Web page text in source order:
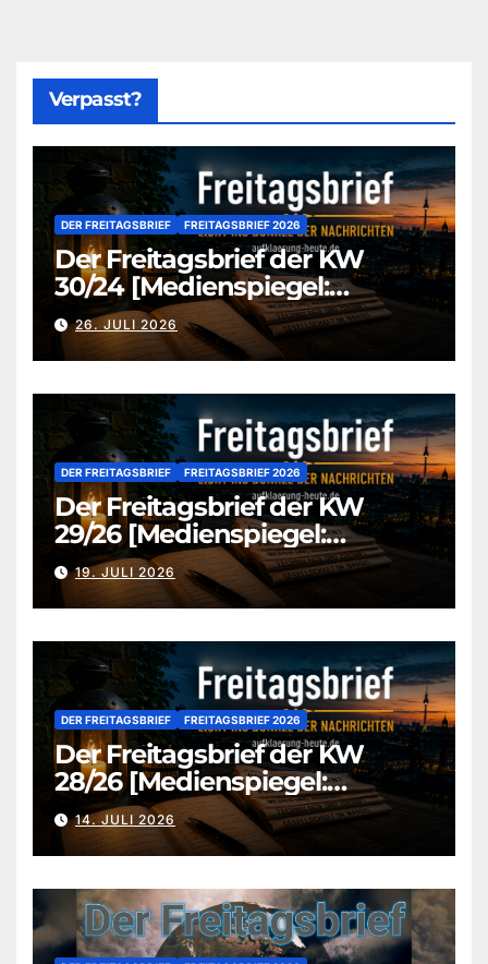
Verpasst?
DER FREITAGSBRIEF FREITAGSBRIEF 2026
Der Freitagsbrief der KW
30/24 [Medienspiegel:
aufklaerung-heute-de]
26. JULI 2026
DER FREITAGSBRIEF FREITAGSBRIEF 2026
Der Freitagsbrief der KW
29/26 [Medienspiegel:
aufklaerung-heute.de]
19. JULI 2026
DER FREITAGSBRIEF FREITAGSBRIEF 2026
Der Freitagsbrief der KW
28/26 [Medienspiegel:
aufklaerung-heute.de]
14. JULI 2026